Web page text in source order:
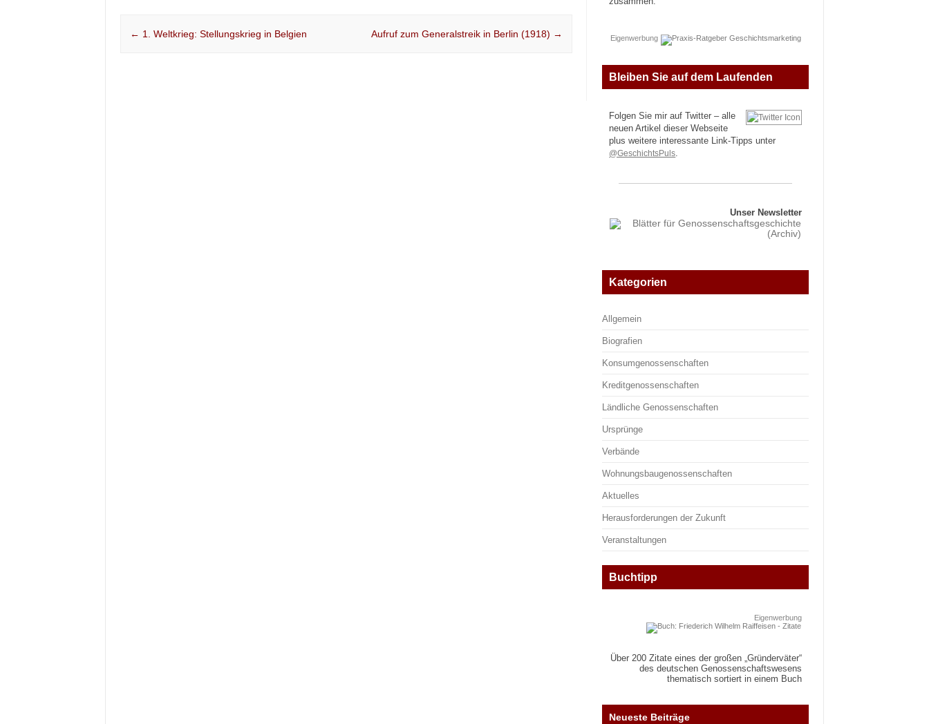
Post navigation
← 1. Weltkrieg: Stellungskrieg in Belgien Aufruf zum Generalstreik in Berlin (1918) → Eigenwerbung
Bleiben Sie auf dem Laufenden
Folgen Sie mir auf Twitter – alle
neuen Artikel dieser Webseite
plus weitere interessante Link-Tipps unter
@GeschichtsPuls
Unser Newsletter
Kategorien
Allgemein
Biografien
Konsumgenossenschaften
Kreditgenossenschaften
Ländliche Genossenschaften
Ursprünge
Verbände
Wohnungsbaugenossenschaften
Aktuelles
Herausforderungen der Zukunft
Veranstaltungen
Buchtipp
Eigenwerbung
Über 200 Zitate eines der großen „Gründerväter“
des deutschen Genossenschaftswesens
thematisch sortiert in einem Buch
Neueste Beiträge